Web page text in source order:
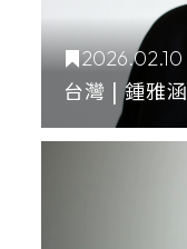
2026.02.10
台灣 | 鍾雅涵